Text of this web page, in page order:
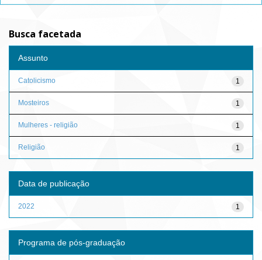
Busca facetada
Assunto
1
Catolicismo
1
Mosteiros
1
Mulheres - religião
1
Religião
Data de publicação
1
2022
Programa de pós-graduação